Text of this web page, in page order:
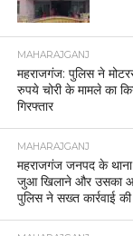
MAHARAJGANJ
महराजगंज: पुलिस ने
रुपये चोरी के मामले का
गिरफ्तार
MAHARAJGANJ
महराजगंज जनपद के थाना
जुआ खिलाने और उसका
पुलिस ने सख्त कार्रवाई